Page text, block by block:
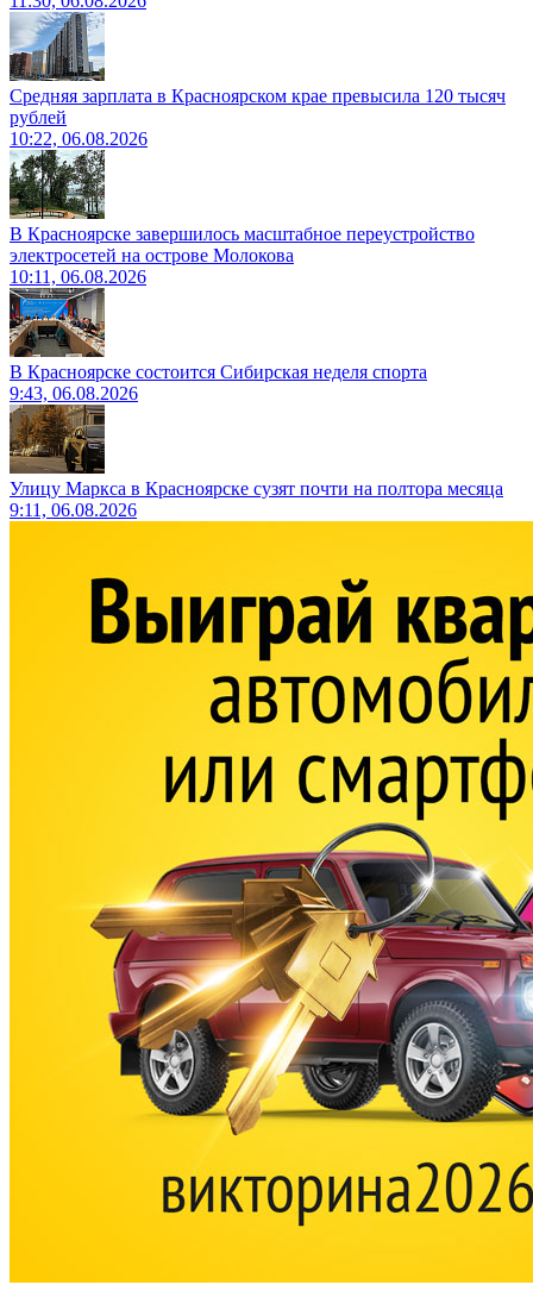
Средняя зарплата в Красноярском крае превысила 120 тысяч
рублей
10:22, 06.08.2026
В Красноярске завершилось масштабное переустройство
электросетей на острове Молокова
10:11, 06.08.2026
В Красноярске состоится Сибирская неделя спорта
9:43, 06.08.2026
Улицу Маркса в Красноярске сузят почти на полтора месяца
9:11, 06.08.2026